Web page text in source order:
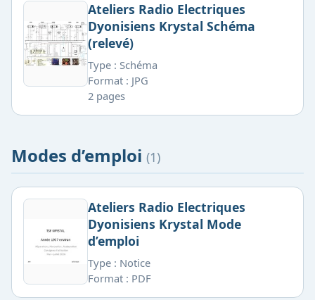
Ateliers Radio Electriques
Dyonisiens Krystal Schéma
(relevé)
Type : Schéma
Format : JPG
2 pages
Modes d’emploi (1)
Ateliers Radio Electriques
Dyonisiens Krystal Mode
d’emploi
Type : Notice
Format : PDF